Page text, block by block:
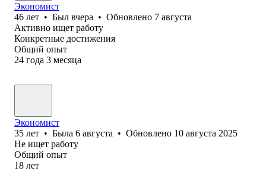
Экономист
46 лет • Был вчера • Обновлено 7 августа
Активно ищет работу
Конкретные достижения
Общий опыт
24 года 3 месяца
Экономист
35 лет • Была 6 августа • Обновлено 10 августа 2025
Не ищет работу
Общий опыт
18 лет